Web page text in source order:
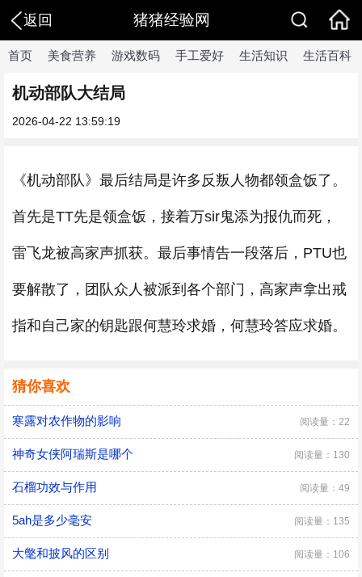
返回 猪猪经验网
首页 美食营养 游戏数码 手工爱好 生活知识 生活百科
机动部队大结局
2026-04-22 13:59:19
《机动部队》最后结局是许多反叛人物都领盒饭了。
首先是TT先是领盒饭，接着万sir鬼添为报仇而死，
雷飞龙被高家声抓获。最后事情告一段落后，PTU也
要解散了，团队众人被派到各个部门，高家声拿出戒
指和自己家的钥匙跟何慧玲求婚，何慧玲答应求婚。
猜你喜欢
寒露对农作物的影响 阅读量：22
神奇女侠阿瑞斯是哪个 阅读量：130
石榴功效与作用 阅读量：49
5ah是多少毫安 阅读量：135
大氅和披风的区别 阅读量：106